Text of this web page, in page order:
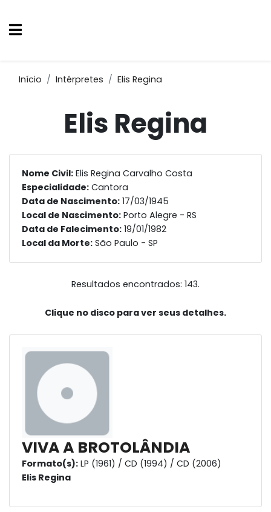
Início Intérpretes Elis Regina
Elis Regina
Nome Civil: Elis Regina Carvalho Costa
Especialidade: Cantora
Data de Nascimento: 17/03/1945
Local de Nascimento: Porto Alegre - RS
Data de Falecimento: 19/01/1982
Local da Morte: São Paulo - SP
Resultados encontrados: 143.
Clique no disco para ver seus detalhes.
VIVA A BROTOLÂNDIA
Formato(s): LP (1961) / CD (1994) / CD (2006)
Elis Regina